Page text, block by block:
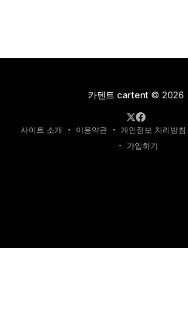
카텐트 cartent © 2026
사이트 소개 이용약관 개인정보 처리방침
가입하기